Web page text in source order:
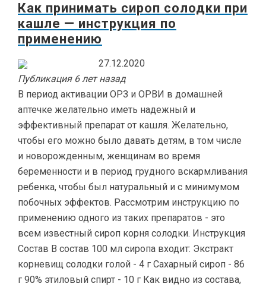
Как принимать сироп солодки при
кашле — инструкция по
применению
27.12.2020
Публикация 6 лет назад
В период активации ОРЗ и ОРВИ в домашней
аптечке желательно иметь надежный и
эффективный препарат от кашля. Желательно,
чтобы его можно было давать детям, в том числе
и новорожденным, женщинам во время
беременности и в период грудного вскармливания
ребенка, чтобы был натуральный и с минимумом
побочных эффектов. Рассмотрим инструкцию по
применению одного из таких препаратов - это
всем известный сироп корня солодки. Инструкция
Состав В состав 100 мл сиропа входит: Экстракт
корневищ солодки голой - 4 г Сахарный сироп - 86
г 90% этиловый спирт - 10 г Как видно из состава,